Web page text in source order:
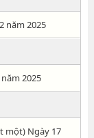
năm 2025
2025
một) Ngày 17